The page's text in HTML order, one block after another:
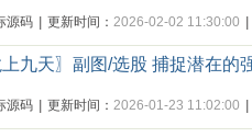
源码 更新时间： 2026-02-02 11:30:00
九天〗副图/选股 捕捉潜在的
源码 更新时间： 2026-01-23 11:02:00